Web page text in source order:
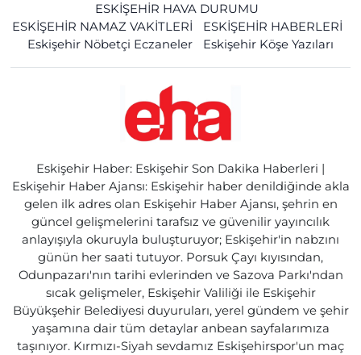
ESKİŞEHİR HAVA DURUMU
ESKİŞEHİR NAMAZ VAKİTLERİ
ESKİŞEHİR HABERLERİ
Eskişehir Nöbetçi Eczaneler
Eskişehir Köşe Yazıları
Eskişehir Haber: Eskişehir Son Dakika Haberleri |
Eskişehir Haber Ajansı: Eskişehir haber denildiğinde akla
gelen ilk adres olan Eskişehir Haber Ajansı, şehrin en
güncel gelişmelerini tarafsız ve güvenilir yayıncılık
anlayışıyla okuruyla buluşturuyor; Eskişehir'in nabzını
günün her saati tutuyor. Porsuk Çayı kıyısından,
Odunpazarı'nın tarihi evlerinden ve Sazova Parkı'ndan
sıcak gelişmeler, Eskişehir Valiliği ile Eskişehir
Büyükşehir Belediyesi duyuruları, yerel gündem ve şehir
yaşamına dair tüm detaylar anbean sayfalarımıza
taşınıyor. Kırmızı-Siyah sevdamız Eskişehirspor'un maç